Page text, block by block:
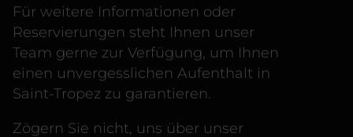
Für weitere Informationen oder
Reservierungen steht Ihnen unser
Team gerne zur Verfügung, um Ihnen
einen unvergesslichen Aufenthalt in
Saint-Tropez zu garantieren.
Zögern Sie nicht, uns über unser